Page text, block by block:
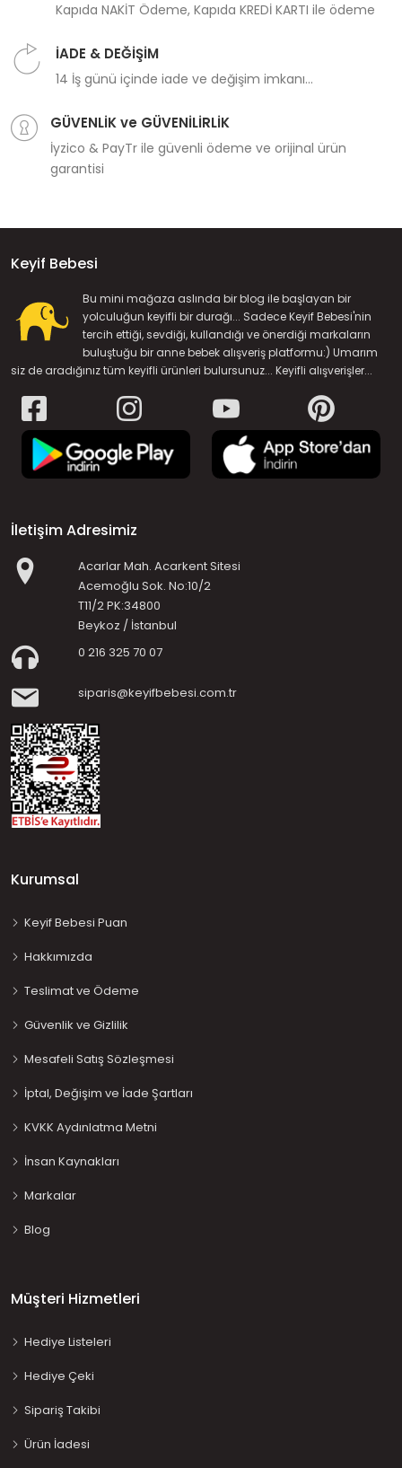
Kapıda NAKİT Ödeme, Kapıda KREDİ KARTI ile ödeme
İADE & DEĞİŞİM
14 İş günü içinde iade ve değişim imkanı...
GÜVENLİK ve GÜVENİLİRLİK
İyzico & PayTr ile güvenli ödeme ve orijinal ürün
garantisi
Keyif Bebesi
Bu mini mağaza aslında bir blog ile başlayan bir
yolculuğun keyifli bir durağı... Sadece Keyif Bebesi'nin
tercih ettiği, sevdiği, kullandığı ve önerdiği markaların
buluştuğu bir anne bebek alışveriş platformu:) Umarım
siz de aradığınız tüm keyifli ürünleri bulursunuz... Keyifli alışverişler...
İletişim Adresimiz
Acarlar Mah. Acarkent Sitesi
Acemoğlu Sok. No:10/2
T11/2 PK:34800
Beykoz / İstanbul
0 216 325 70 07
siparis@keyifbebesi.com.tr
Kurumsal
Keyif Bebesi Puan
Hakkımızda
Teslimat ve Ödeme
Güvenlik ve Gizlilik
Mesafeli Satış Sözleşmesi
İptal, Değişim ve İade Şartları
KVKK Aydınlatma Metni
İnsan Kaynakları
Markalar
Blog
Müşteri Hizmetleri
Hediye Listeleri
Hediye Çeki
Sipariş Takibi
Ürün İadesi